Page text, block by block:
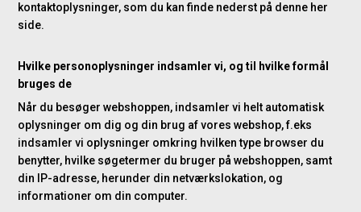
kontaktoplysninger, som du kan finde nederst på denne her
side.
Hvilke personoplysninger indsamler vi, og til hvilke formål
bruges de
Når du besøger webshoppen, indsamler vi helt automatisk
oplysninger om dig og din brug af vores webshop, f.eks
indsamler vi oplysninger omkring hvilken type browser du
benytter, hvilke søgetermer du bruger på webshoppen, samt
din IP-adresse, herunder din netværkslokation, og
informationer om din computer.